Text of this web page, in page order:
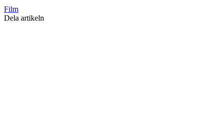
Film
Dela artikeln